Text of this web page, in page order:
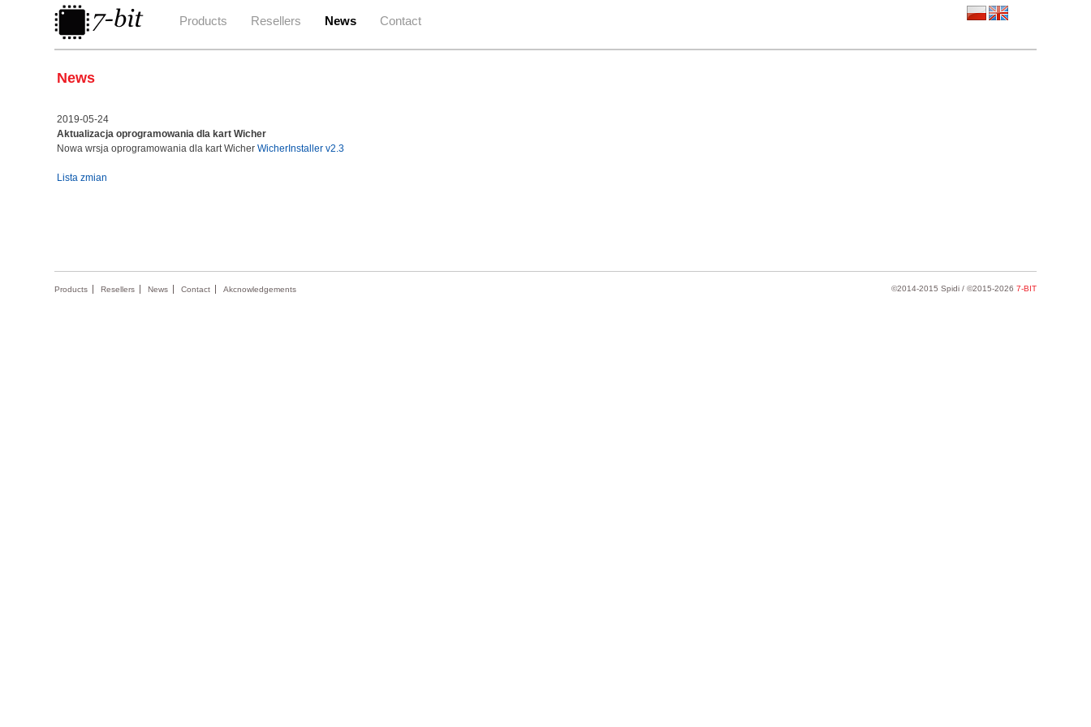
Products Resellers News Contact
News
2019-05-24
Aktualizacja oprogramowania dla kart Wicher
Nowa wrsja oprogramowania dla kart WicherWicherInstaller v2.3
Lista zmian
Products Resellers News Contact Akcnowledgements ©2014-2015 Spidi / ©2015-2026 7-BIT